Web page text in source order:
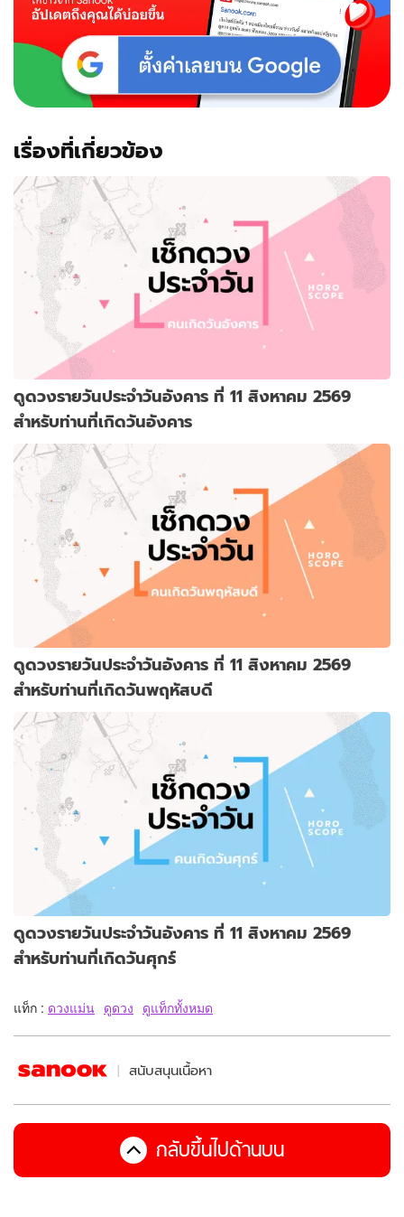
เรื่องที่เกี่ยวข้อง
ดูดวงรายวันประจำวันอังคาร ที่ 11 สิงหาคม 2569
สำหรับท่านที่เกิดวันอังคาร
ดูดวงรายวันประจำวันอังคาร ที่ 11 สิงหาคม 2569
สำหรับท่านที่เกิดวันพฤหัสบดี
ดูดวงรายวันประจำวันอังคาร ที่ 11 สิงหาคม 2569
สำหรับท่านที่เกิดวันศุกร์
แท็ก : ดวงแม่น ดูดวง ดูแท็กทั้งหมด
สนับสนุนเนื้อหา
กลับขึ้นไปด้านบน